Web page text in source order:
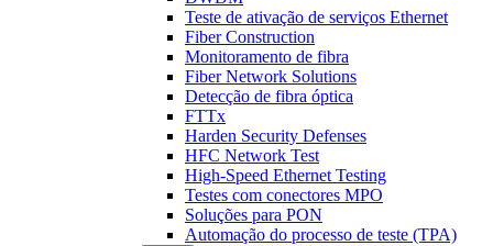
Teste de ativação de serviços Ethernet
Fiber Construction
Monitoramento de fibra
Fiber Network Solutions
Detecção de fibra óptica
FTTx
Harden Security Defenses
HFC Network Test
High-Speed Ethernet Testing
Testes com conectores MPO
Soluções para PON
Automação do processo de teste (TPA)